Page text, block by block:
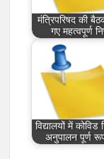
मंत्रिपरिषद की
गए महत्वपूर्ण
विद्यालयों में कोविड
अनुपालन पूर्ण